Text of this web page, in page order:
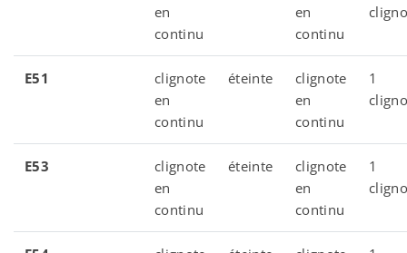
en
continu
en
continu
E51
clignote
en
continu
éteinte
clignote
en
continu
1
E53
clignote
en
continu
éteinte
clignote
en
continu
1